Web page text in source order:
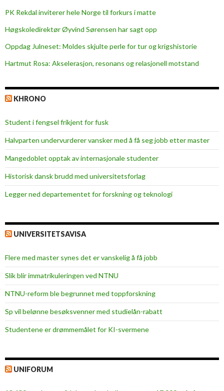
PK Rekdal inviterer hele Norge til forkurs i matte
Høgskoledirektør Øyvind Sørensen har sagt opp
Oppdag Julneset: Moldes skjulte perle for tur og krigshistorie
Hartmut Rosa: Akselerasjon, resonans og relasjonell motstand
KHRONO
Student i fengsel frikjent for fusk
Halvparten undervurderer vansker med å få seg jobb etter master
Mangedoblet opptak av internasjonale studenter
Historisk dansk brudd med universitetsforlag
Legger ned departementet for forskning og teknologi
UNIVERSITETSAVISA
Flere med master synes det er vanskelig å få jobb
Slik blir immatrikuleringen ved NTNU
NTNU-reform ble begrunnet med toppforskning
Sp vil belønne besøksvenner med studielån-rabatt
Studentene er drømmemålet for KI-svermene
UNIFORUM